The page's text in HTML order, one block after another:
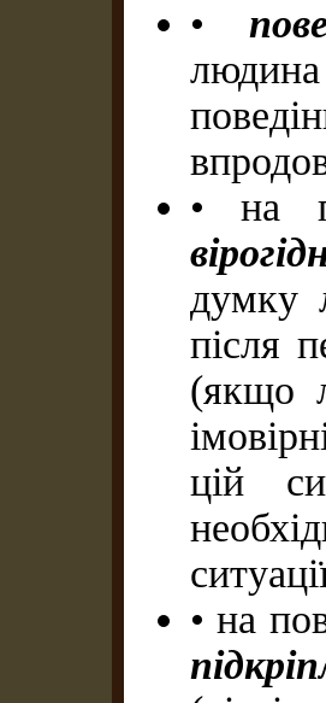
•
• на
думку
після
(якщо
цій
• на